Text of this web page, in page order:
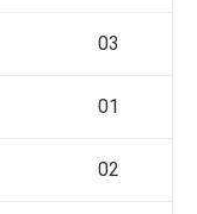
03
01
02